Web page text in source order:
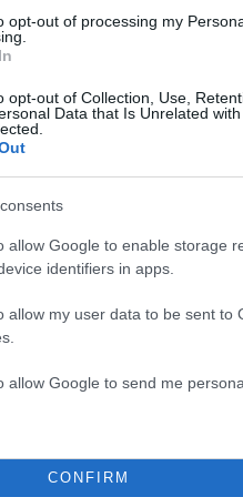
opt-out of processing my
opt-out of Collection, Use,
Data that Is Unrelated
allow Google to enable storage
identifiers in apps.
allow my user data to be sent to
allow Google to send me
CONFIRM
την
της. Με τη
ακόμα πιο
είναι ενημερωμένοι